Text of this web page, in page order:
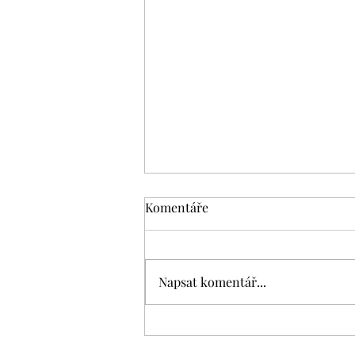
Komentáře
Napsat komentář...